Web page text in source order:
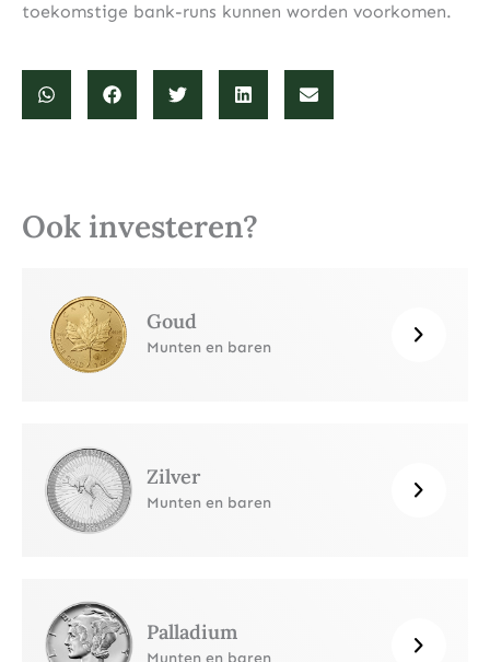
toekomstige bank-runs kunnen worden voorkomen.
Ook investeren?
Goud
Munten en baren
Zilver
Munten en baren
Palladium
Munten en baren